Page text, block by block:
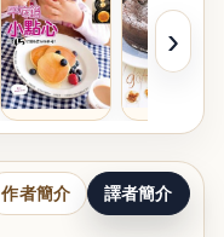
›
作者簡介 譯者簡介